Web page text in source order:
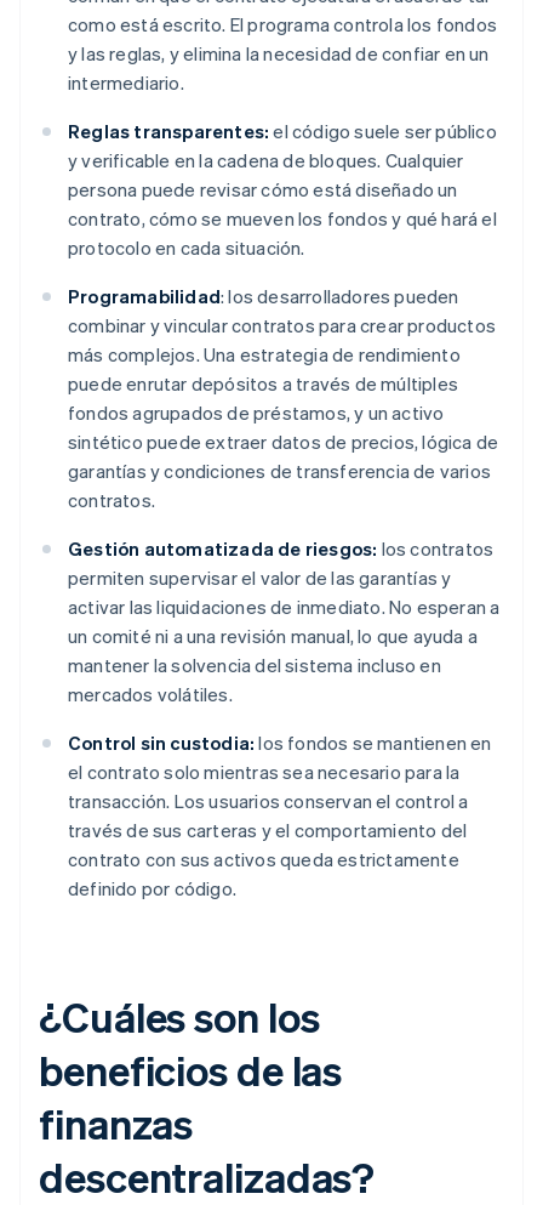
como está escrito. El programa controla los fondos
y las reglas, y elimina la necesidad de confiar en un
intermediario.
Reglas transparentes: el código suele ser público
y verificable en la cadena de bloques. Cualquier
persona puede revisar cómo está diseñado un
contrato, cómo se mueven los fondos y qué hará el
protocolo en cada situación.
Programabilidad: los desarrolladores pueden
combinar y vincular contratos para crear productos
más complejos. Una estrategia de rendimiento
puede enrutar depósitos a través de múltiples
fondos agrupados de préstamos, y un activo
sintético puede extraer datos de precios, lógica de
garantías y condiciones de transferencia de varios
contratos.
Gestión automatizada de riesgos: los contratos
permiten supervisar el valor de las garantías y
activar las liquidaciones de inmediato. No esperan a
un comité ni a una revisión manual, lo que ayuda a
mantener la solvencia del sistema incluso en
mercados volátiles.
Control sin custodia: los fondos se mantienen en
el contrato solo mientras sea necesario para la
transacción. Los usuarios conservan el control a
través de sus carteras y el comportamiento del
contrato con sus activos queda estrictamente
definido por código.
¿Cuáles son los
beneficios de las
finanzas
descentralizadas?